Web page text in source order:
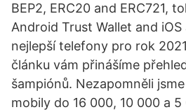
BEP2, ERC20 and ERC721,
Android Trust Wallet and
nejlepší telefony pro rok
článku vám přinášíme
šampiónů. Nezapomněli
mobily do 16 000, 10 000 a